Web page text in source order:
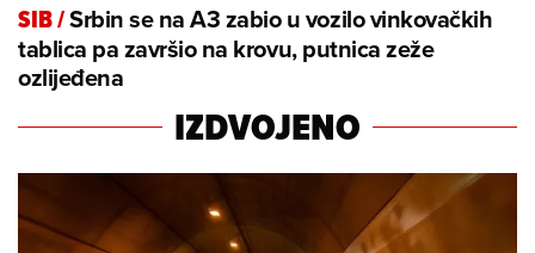
SIB/Srbin se na A3 zabio u vozilo vinkovačkih
tablica pa završio na krovu, putnica zeže
ozlijeđena
IZDVOJENO